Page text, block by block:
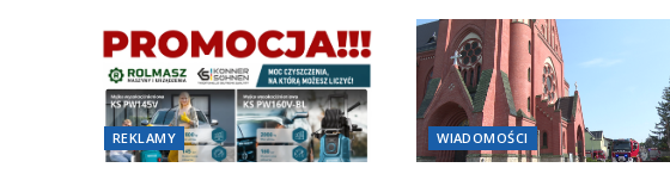
REKLAMY WIADOMOŚCI